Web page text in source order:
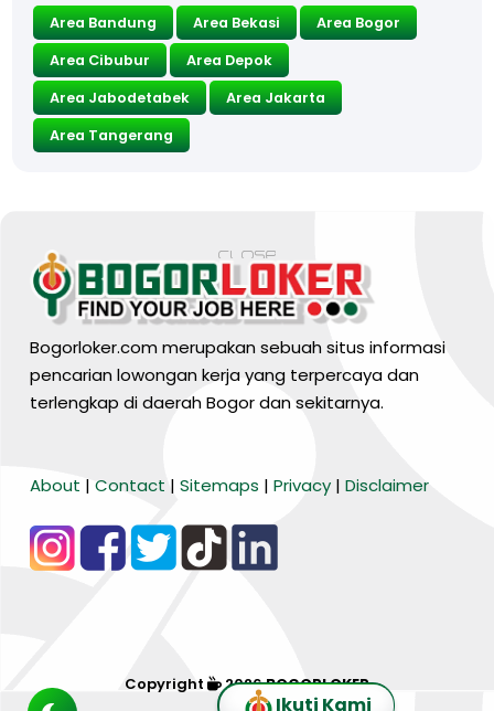
Area Bandung Area Bekasi
Area Bogor
Area Cibubur
Area Depok
Area Jabodetabek
Area Jakarta
Area Tangerang
Bogorloker.com merupakan sebuah situs informasi
pencarian lowongan kerja yang terpercaya dan
terlengkap di daerah Bogor dan sekitarnya.
About | Contact | Sitemaps | Privacy | Disclaimer
Copyright 2026BOGORLOKER
Ikuti Kami